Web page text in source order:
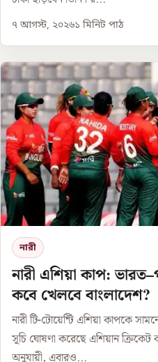
৭ আগস্ট, ২০২৬১ মিনিট পাঠ
নারী
নারী এশিয়া কাপ:
কবে খেলবে বাংলাদেশ?
নারী টি-টোয়েন্টি এশিয়া কাপকে
সূচি ঘোষণা করেছে এশিয়ান ক্রিকেট
অনুযায়ী, এবারও...